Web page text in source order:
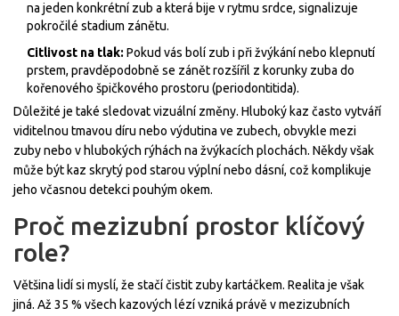
na jeden konkrétní zub a která bije v rytmu srdce, signalizuje
pokročilé stadium zánětu.
Citlivost na tlak: Pokud vás bolí zub i při žvýkání nebo klepnutí
prstem, pravděpodobně se zánět rozšířil z korunky zuba do
kořenového špičkového prostoru (periodontitida).
Důležité je také sledovat vizuální změny. Hluboký kaz často vytváří
viditelnou tmavou díru nebo výdutina ve zubech, obvykle mezi
zuby nebo v hlubokých rýhách na žvýkacích plochách. Někdy však
může být kaz skrytý pod starou výplní nebo dásní, což komplikuje
jeho včasnou detekci pouhým okem.
Proč mezizubní prostor klíčový
role?
Většina lidí si myslí, že stačí čistit zuby kartáčkem. Realita je však
jiná. Až 35 % všech kazových lézí vzniká právě v mezizubních